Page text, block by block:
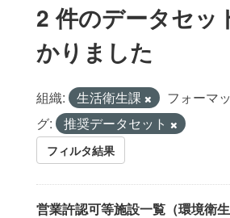
2 件のデータセッ
かりました
組織: 生活衛生課 フォーマ
グ:
推奨データセット
フィルタ結果
営業許認可等施設一覧（環境衛生